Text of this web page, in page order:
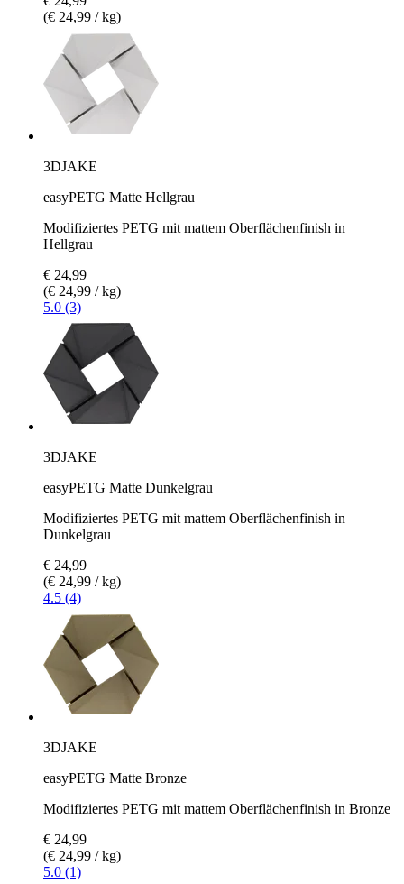
(€ 24,99 / kg)
3DJAKE
easyPETG Matte Hellgrau
Modifiziertes PETG mit mattem Oberflächenfinish in
Hellgrau
€ 24,99
(€ 24,99 / kg)
5.0 (3)
3DJAKE
easyPETG Matte Dunkelgrau
Modifiziertes PETG mit mattem Oberflächenfinish in
Dunkelgrau
€ 24,99
(€ 24,99 / kg)
4.5 (4)
3DJAKE
easyPETG Matte Bronze
Modifiziertes PETG mit mattem Oberflächenfinish in Bronze
€ 24,99
(€ 24,99 / kg)
5.0 (1)